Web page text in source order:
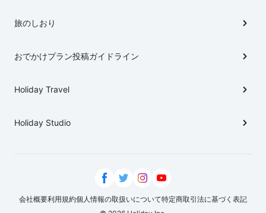
旅のしおり
おでかけプラン投稿ガイドライン
Holiday Travel
Holiday Studio
会社概要利用規約個人情報の取扱いについて特定商取引法に基づく表記